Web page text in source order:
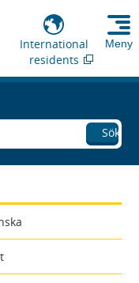
International
residents
Meny
Sök